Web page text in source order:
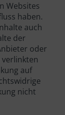
Websites
haben.
auch
der
oder
auf
nicht